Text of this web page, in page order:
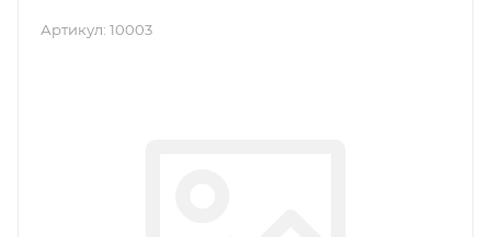
Артикул: 10003